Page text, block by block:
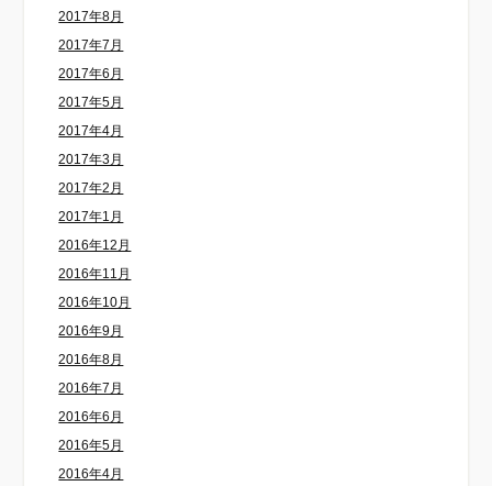
2017年8月
2017年7月
2017年6月
2017年5月
2017年4月
2017年3月
2017年2月
2017年1月
2016年12月
2016年11月
2016年10月
2016年9月
2016年8月
2016年7月
2016年6月
2016年5月
2016年4月